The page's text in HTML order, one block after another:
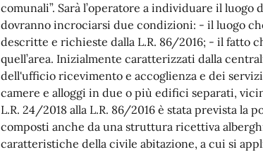
comunali”. Sarà l’operatore a individuare il
dovranno incrociarsi due condizioni: - il luogo
descritte e richieste dalla L.R. 86/2016; - il fatto
quell’area. Inizialmente caratterizzati dalla
dell'ufficio ricevimento e accoglienza e dei
camere e alloggi in due o più edifici separati,
L.R. 24/2018 alla L.R. 86/2016 è stata prevista la
composti anche da una struttura ricettiva
caratteristiche della civile abitazione, a cui si